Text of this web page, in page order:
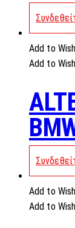
Add to
Add to
Add to
Add to